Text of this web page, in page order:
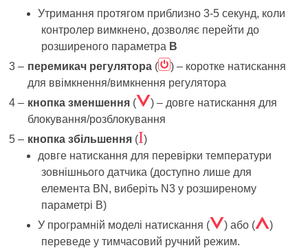
Утримання протягом приблизно 3-5 секунд, коли
контролер вимкнено, дозволяє перейти до
розширеного параметра B
перемикач регулятора (ã) – коротке натискання
для ввімкнення/вимкнення регулятора
кнопка зменшення (Á) – довге натискання для
блокування/розблокування
кнопка збільшення (І)
довге натискання для перевірки температури
зовнішнього датчика (доступно лише для
елемента BN, виберіть N3 у розширеному
параметрі B)
У програмній моделі натискання (Á) або (Â)
переведе у тимчасовий ручний режим.